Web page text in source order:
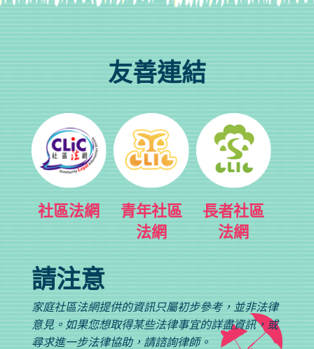
友善連結
社區法網
青年社區
法網
長者社區
法網
請注意
家庭社區法網提供的資訊只屬初步參考，並非法律
意見。如果您想取得某些法律事宜的詳盡資訊，或
尋求進一步法律協助，請諮詢律師。